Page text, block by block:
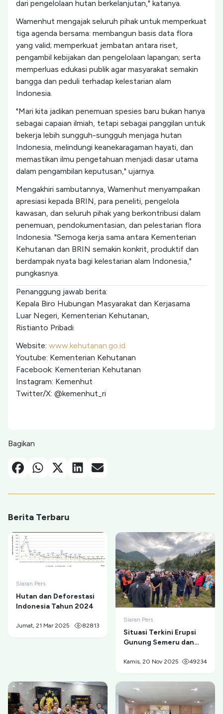
dari pengelolaan hutan berkelanjutan," katanya.
Wamenhut mengajak seluruh pihak untuk memperkuat
tiga agenda bersama: membangun basis data flora
yang valid; memperkuat jembatan antara riset,
pengambil kebijakan dan pengelolaan lapangan; serta
memperluas edukasi publik agar masyarakat semakin
bangga dan peduli terhadap kelestarian alam
Indonesia.
"Mari kita jadikan penemuan spesies baru bukan hanya
sebagai capaian ilmiah, tetapi sebagai panggilan untuk
bekerja lebih sungguh-sungguh menjaga hutan
Indonesia, melindungi keanekaragaman hayati, dan
memastikan ilmu pengetahuan menjadi dasar utama
dalam pengambilan keputusan," ujarnya.
Mengakhiri sambutannya, Wamenhut menyampaikan
apresiasi kepada BRIN, para peneliti, pengelola
kawasan, dan seluruh pihak yang berkontribusi dalam
penemuan, pendokumentasian, dan pelestarian flora
Indonesia. "Semoga kerja sama antara Kementerian
Kehutanan dan BRIN semakin konkrit, produktif dan
berdampak nyata bagi kelestarian alam Indonesia,"
pungkasnya.
Penanggung jawab berita:
Kepala Biro Hubungan Masyarakat dan Kerjasama
Luar Negeri, Kementerian Kehutanan,
Ristianto Pribadi
Website: www.kehutanan.go.id
Youtube: Kementerian Kehutanan
Facebook: Kementerian Kehutanan
Instagram: Kemenhut
Twitter/X: @kemenhut_ri
Bagikan
FacebookWhatsappX-TwitterLinkedin
Email
Berita Terbaru
Siaran Pers
Hutan dan Deforestasi
Indonesia Tahun 2024
Jumat, 21 Mar 2025 82813
Siaran Pers
Situasi Terkini Erupsi
Gunung Semeru dan
Ranu Kumbolo
Kamis, 20 Nov 2025 49234